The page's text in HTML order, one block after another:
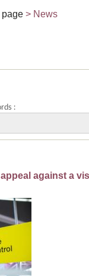
page > News
:
against a